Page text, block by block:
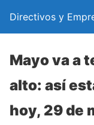
Directivos y
Mayo va a
alto: así
hoy, 29 de